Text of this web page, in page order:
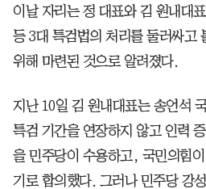
이날 자리는 정 대표와 김 원내대
등 3대 특검법의 처리를 둘러싸고
위해 마련된 것으로 알려졌다.
지난 10일 김 원내대표는 송언석
특검 기간을 연장하지 않고 인력
을 민주당이 수용하고, 국민의힘
기로 합의했다. 그러나 민주당 강